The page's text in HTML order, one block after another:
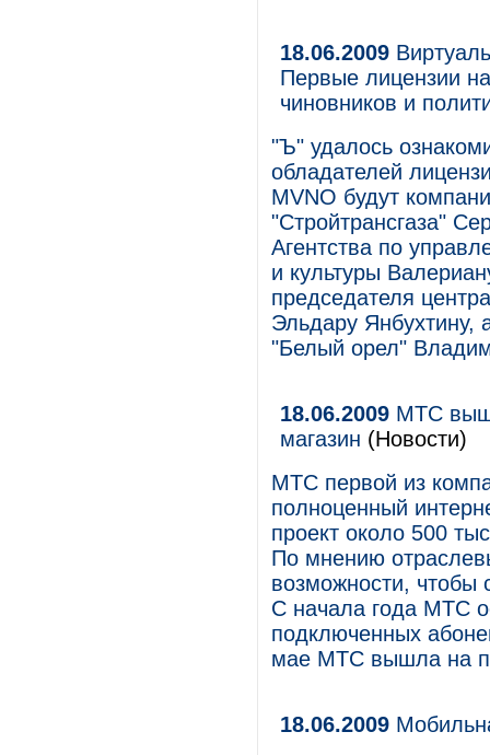
18.06.2009
Первые лицензии
чиновников и
"Ъ" удалось
обладателей
MVNO будут
"Стройтрансгаза"
Агентства по
и культуры
председателя
Эльдару Янбухтину,
"Белый орел"
18.06.2009 МТС
магазин (Новости)
МТС первой из
полноценный
проект около 500
По мнению
возможности, чтобы
С начала года МТС
подключенных
мае МТС вышла на
18.06.2009